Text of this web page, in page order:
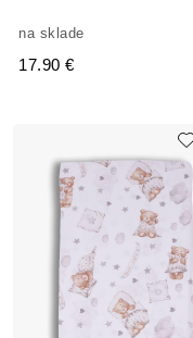
na sklade
17.90 €